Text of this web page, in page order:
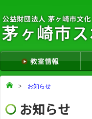
お知らせ